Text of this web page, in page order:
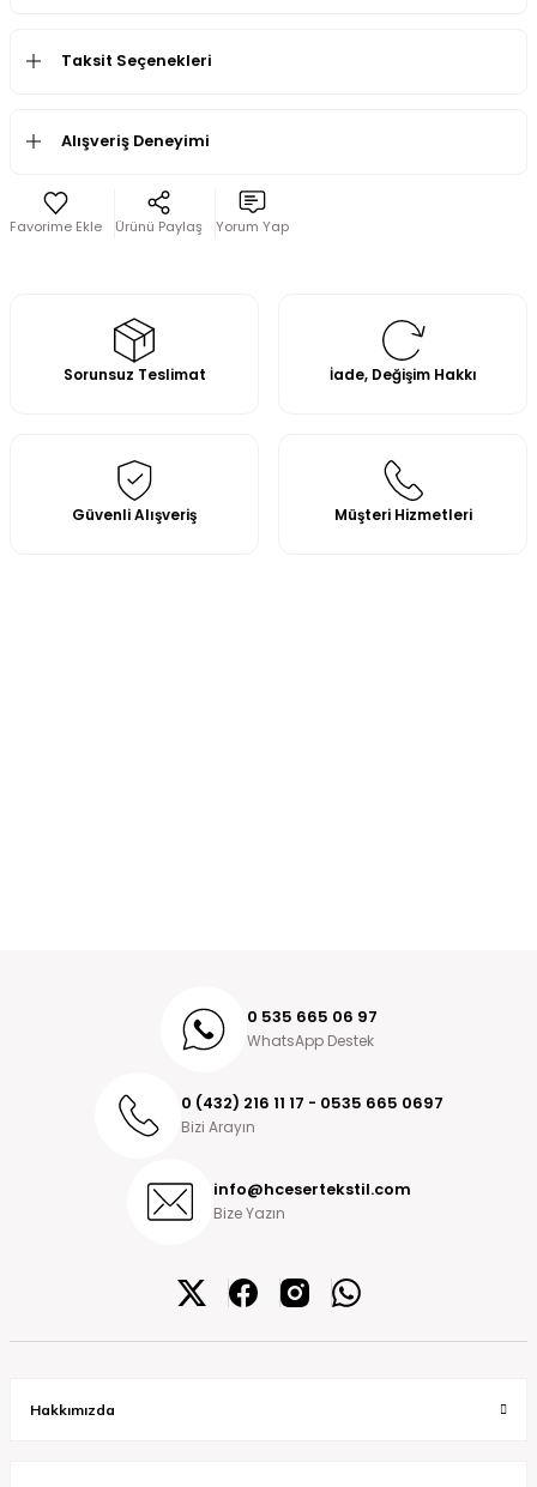
Taksit Seçenekleri
Alışveriş Deneyimi
Ürünü Paylaş Yorum Yap
Sorunsuz Teslimat İade, Değişim Hakkı
Güvenli Alışveriş Müşteri Hizmetleri
0 535 665 06 97
WhatsApp Destek
0 (432) 216 11 17 - 0535 665 0697
Bizi Arayın
info@hcesertekstil.com
Bize Yazın
Hakkımızda